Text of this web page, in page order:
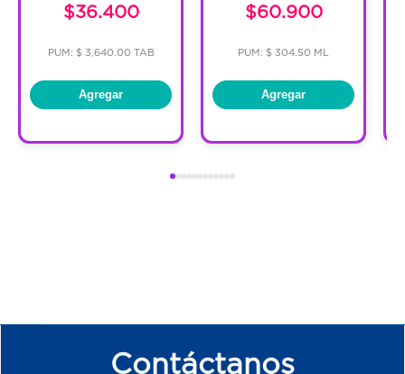
$36.400
PUM: $ 3,640.00 TAB
Agregar
$60.900
PUM: $ 304.50 ML
Agregar
Contáctanos